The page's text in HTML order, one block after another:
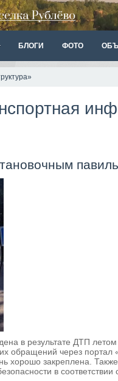
БЛОГИ ФОТО
в результате ДТП
обращений через
хорошо закреплена.
в